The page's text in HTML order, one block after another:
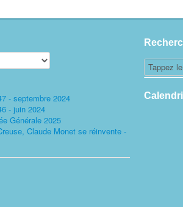
- septembre 2024
- juin 2024
Générale 2025
Claude Monet se réinvente -